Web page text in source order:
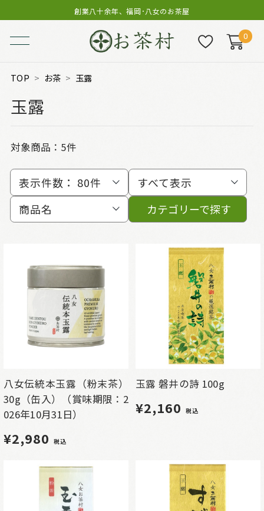
創業八十余年、福岡･八女のお茶屋
0
TOP お茶 玉露
玉露
対象商品： 5件
表示件数： 80件
すべて表示
商品名
カテゴリーで探す
八女伝統本玉露（粉末茶）
30g（缶入）（賞味期限：2
026年10月31日）
¥2,980 税込
玉露 磐井の詩 100g
¥2,160 税込